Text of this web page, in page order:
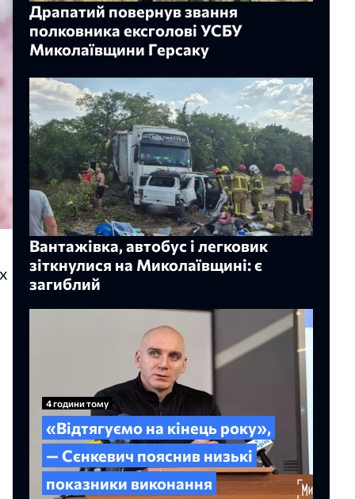
Драпатий повернув звання
полковника ексголові УСБУ
Миколаївщини Герсаку
Вантажівка, автобус і легковик
зіткнулися на Миколаївщині: є
загиблий
4 години тому
«Відтягуємо на кінець року»,
— Сєнкевич пояснив низькі
показники виконання